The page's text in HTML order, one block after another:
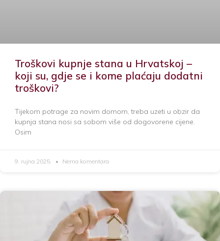
Troškovi kupnje stana u Hrvatskoj –
koji su, gdje se i kome plaćaju dodatni
troškovi?
Tijekom potrage za novim domom, treba uzeti u obzir da
kupnja stana nosi sa sobom više od dogovorene cijene.
Osim
9. rujna 2025. Nema komentara